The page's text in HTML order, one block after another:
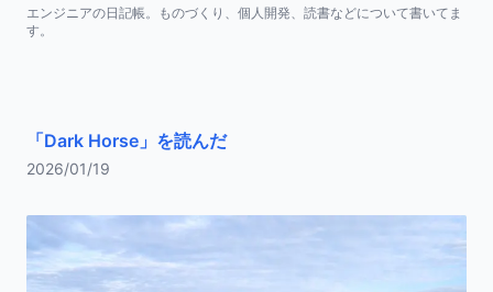
エンジニアの日記帳。ものづくり、個人開発、読書などについて書いてま
す。
「Dark Horse」を読んだ
2026/01/19